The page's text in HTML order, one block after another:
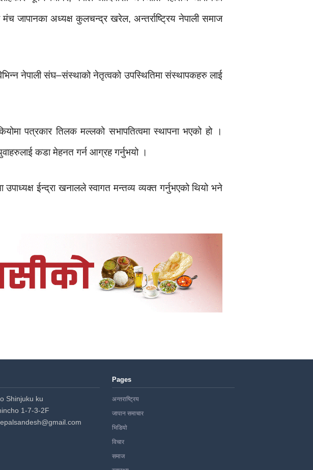
जापानका अध्यक्ष कुलचन्द्र खरेल, अन्तर्राष्ट्रिय नेपाली समाज
नेपाली संघ–संस्थाको नेतृत्वको उपस्थितिमा संस्थापकहरु लाई
पत्रकार तिलक मल्लको सभापतित्वमा स्थापना भएको हो ।
कडा मेहनत गर्न आग्रह गर्नुभयो ।
ईन्द्रा खनालले स्वागत मन्तव्य व्यक्त गर्नुभएको थियो भने
Shinjuku ku
1-7-3-2F
Pages
अन्तराष्ट्रिय
जापान समाचार
भिडियो
विचार
समाज